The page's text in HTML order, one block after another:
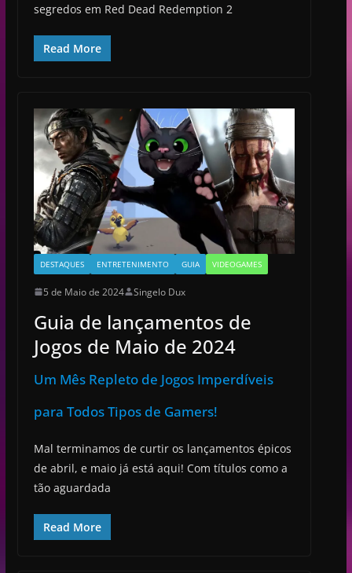
segredos em Red Dead Redemption 2
Read More
DESTAQUES ENTRETENIMENTO GUIA VIDEOGAMES
5 de Maio de 2024 Singelo Dux
Guia de lançamentos de
Jogos de Maio de 2024
Um Mês Repleto de Jogos Imperdíveis
para Todos Tipos de Gamers!
Mal terminamos de curtir os lançamentos épicos
de abril, e maio já está aqui! Com títulos como a
tão aguardada
Read More